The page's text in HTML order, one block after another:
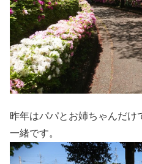
昨年はパパとお姉ちゃんだけ
一緒です。